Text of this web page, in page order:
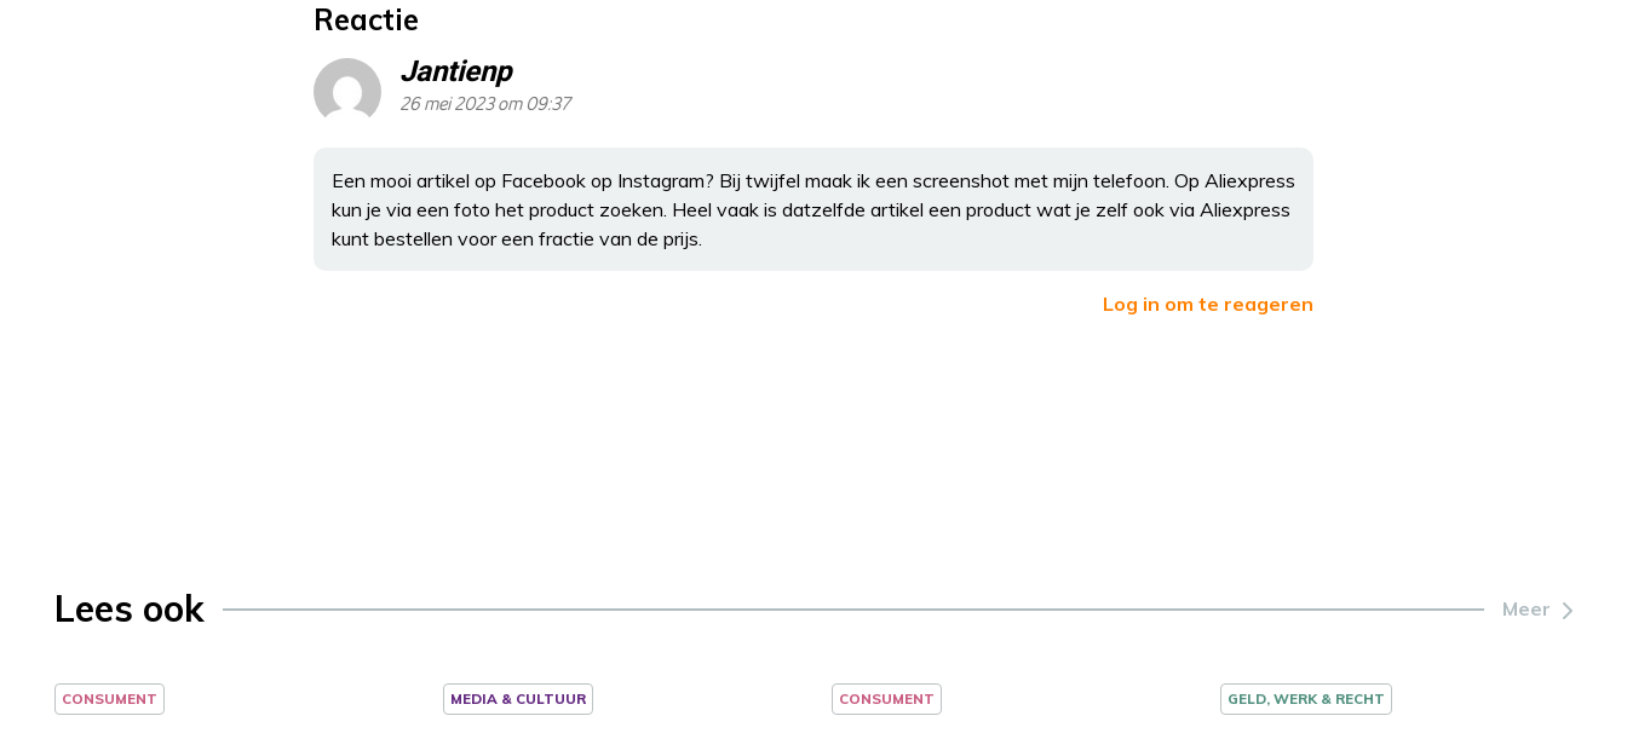
Reactie
Jantienp
26 mei 2023 om 09:37
Een mooi artikel op Facebook op Instagram? Bij twijfel maak ik een screenshot met mijn telefoon. Op Aliexpress
kun je via een foto het product zoeken. Heel vaak is datzelfde artikel een product wat je zelf ook via Aliexpress
kunt bestellen voor een fractie van de prijs.
Log in om te reageren
Lees ook Meer
CONSUMENT MEDIA & CULTUUR CONSUMENT GELD, WERK & RECHT